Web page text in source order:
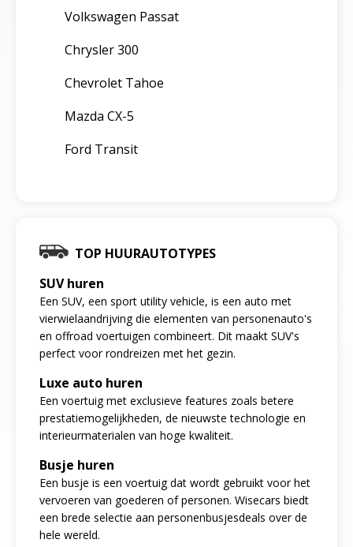
Volkswagen Passat
Chrysler 300
Chevrolet Tahoe
Mazda CX-5
Ford Transit
TOP HUURAUTOTYPES
SUV huren
Een SUV, een sport utility vehicle, is een auto met
vierwielaandrijving die elementen van personenauto's
en offroad voertuigen combineert. Dit maakt SUV's
perfect voor rondreizen met het gezin.
Luxe auto huren
Een voertuig met exclusieve features zoals betere
prestatiemogelijkheden, de nieuwste technologie en
interieurmaterialen van hoge kwaliteit.
Busje huren
Een busje is een voertuig dat wordt gebruikt voor het
vervoeren van goederen of personen. Wisecars biedt
een brede selectie aan personenbusjesdeals over de
hele wereld.